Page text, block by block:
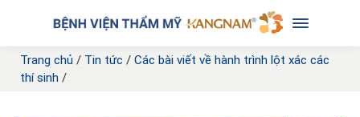
Trang chủ / Tin tức / Các bài viết về hành trình lột xác các
thí sinh /